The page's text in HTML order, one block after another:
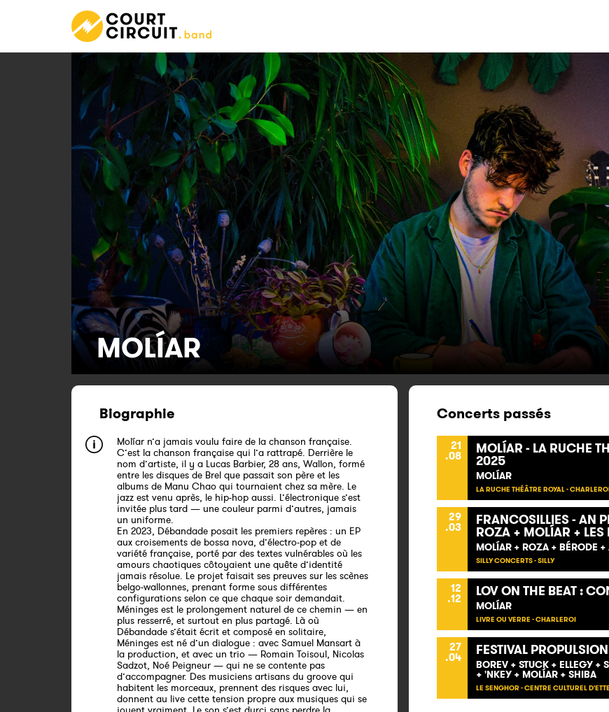
MOLÍ­AR
Biographie
Molíar n’a jamais voulu faire de la chanson française.
C’est la chanson française qui l’a rattrapé. Derrière le
nom d’artiste, il y a Lucas Barbier, 28 ans, Wallon, formé
entre les disques de Brel que passait son père et les
albums de Manu Chao qui tournaient chez sa mère. Le
jazz est venu après, le hip-hop aussi. L’électronique s’est
invitée plus tard — une couleur parmi d’autres, jamais
un uniforme.
En 2023, Débandade posait les premiers repères : un EP
aux croisements de bossa nova, d’électro-pop et de
variété française, porté par des textes vulnérables où les
amours chaotiques côtoyaient une quête d’identité
jamais résolue. Le projet faisait ses preuves sur les scènes
belgo-wallonnes, prenant forme sous différentes
configurations selon ce que chaque soir demandait.
Méninges est le prolongement naturel de ce chemin — en
plus resserré, et surtout en plus partagé. Là où
Débandade s’était écrit et composé en solitaire,
Méninges est né d’un dialogue : avec Samuel Mansart à
la production, et avec un trio — Romain Toisoul, Nicolas
Sadzot, Noé Peigneur — qui ne se contente pas
d’accompagner. Des musiciens artisans du groove qui
habitent les morceaux, prennent des risques avec lui,
donnent au live cette tension propre aux musiques qui se
Concerts passés
21
.08 MOLÍAR - LA RUCHE
2025
MOLÍ­AR
LA RUCHE THÉÂTRE ROYAL -
29
.03 FRANCOSILLIES - AN
ROZA + MOLÍAR + LES
MOLÍ­AR + ROZA + BÉRODE +
SILLY CONCERTS - SILLY
12
.12 LOV ON THE BEAT :
MOLÍ­AR
LIVRE OU VERRE - CHARLEROI
27
.04 FESTIVAL
BOREV + STUCK + ELLEGY +
+ 'NKEY + MOLÍ­AR + SHIBA
LE SENGHOR - CENTRE CULTUREL